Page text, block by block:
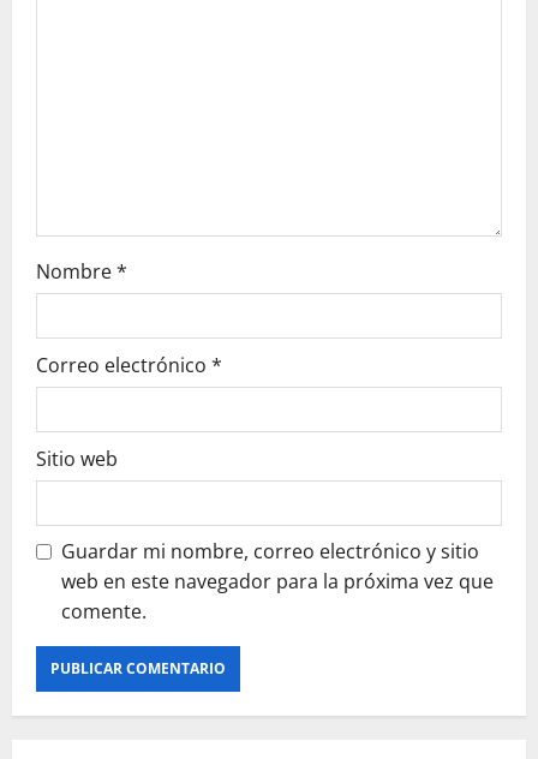
Nombre*
Correo electrónico *
Sitio web
Guardar mi nombre, correo electrónico y sitio
web en este navegador para la próxima vez que
comente.